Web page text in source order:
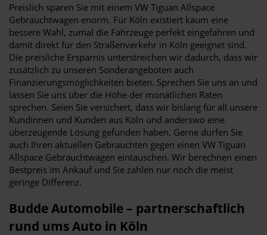
Preislich sparen Sie mit einem VW Tiguan Allspace
Gebrauchtwagen enorm. Für Köln existiert kaum eine
bessere Wahl, zumal die Fahrzeuge perfekt eingefahren und
damit direkt für den Straßenverkehr in Köln geeignet sind.
Die preisliche Ersparnis unterstreichen wir dadurch, dass wir
zusätzlich zu unseren Sonderangeboten auch
Finanzierungsmöglichkeiten bieten. Sprechen Sie uns an und
lassen Sie uns über die Höhe der monatlichen Raten
sprechen. Seien Sie versichert, dass wir bislang für all unsere
Kundinnen und Kunden aus Köln und anderswo eine
überzeugende Lösung gefunden haben. Gerne dürfen Sie
auch Ihren aktuellen Gebrauchten gegen einen VW Tiguan
Allspace Gebrauchtwagen eintauschen. Wir berechnen einen
Bestpreis im Ankauf und Sie zahlen nur noch die meist
geringe Differenz.
Budde Automobile – partnerschaftlich
rund ums Auto in Köln